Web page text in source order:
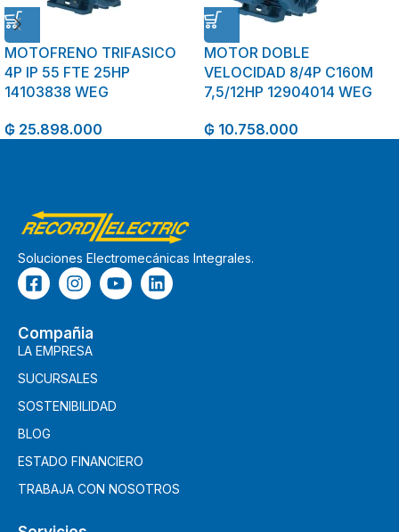
MOTOFRENO TRIFASICO
4P IP 55 FTE 25HP
14103838 WEG
₲ 25.898.000
MOTOR DOBLE
VELOCIDAD 8/4P C160M
7,5/12HP 12904014 WEG
₲ 10.758.000
Soluciones Electromecánicas Integrales.
Compañia
LA EMPRESA
SUCURSALES
SOSTENIBILIDAD
BLOG
ESTADO FINANCIERO
TRABAJA CON NOSOTROS